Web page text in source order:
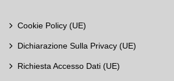
Cookie Policy (UE)
Dichiarazione Sulla Privacy (UE)
Richiesta Accesso Dati (UE)